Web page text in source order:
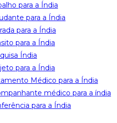
para a Índia
para a Índia
para a Índia
para a Índia
Índia
para a Índia
Médico para a Índia
médico para a índia
para a Índia